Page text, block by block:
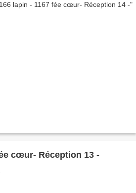
cœur- Réception 13 -